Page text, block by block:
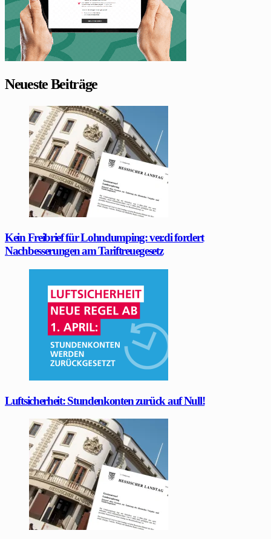
Neueste Beiträge
Kein Freibrief für Lohndumping: ver.di fordert
Nachbesserungen am Tariftreuegesetz
Luftsicherheit: Stundenkonten zurück auf Null!